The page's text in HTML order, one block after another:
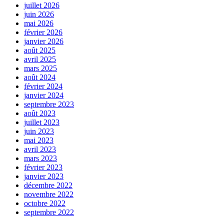
juillet 2026
juin 2026
mai 2026
février 2026
janvier 2026
août 2025
avril 2025
mars 2025
août 2024
février 2024
janvier 2024
septembre 2023
août 2023
juillet 2023
juin 2023
mai 2023
avril 2023
mars 2023
février 2023
janvier 2023
décembre 2022
novembre 2022
octobre 2022
septembre 2022